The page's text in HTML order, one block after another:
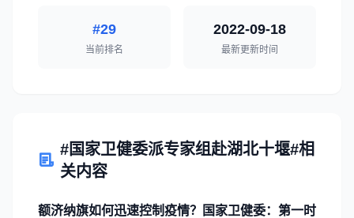
#29
当前排名
2022-09-18
最新更新时间
#国家卫健委派专家组赴湖北十堰#相
关内容
额济纳旗如何迅速控制疫情？国家卫健委：第一时